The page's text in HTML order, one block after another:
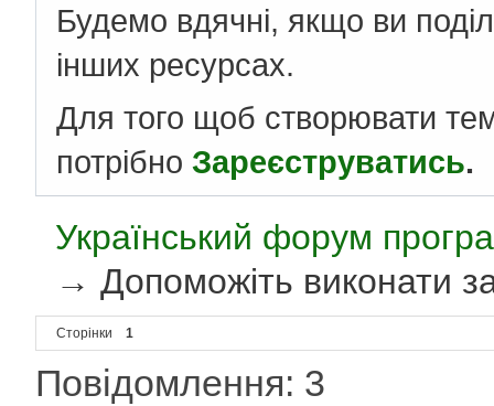
Будемо вдячні, якщо ви
інших ресурсах.
Для того щоб створювати
потрібно Зареєструватись.
Український форум
→Допоможіть виконати
Сторінки 1
Повідомлення: 3